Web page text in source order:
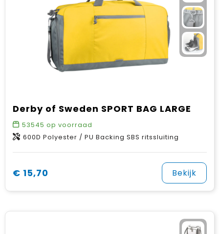
Derby of Sweden SPORT BAG LARGE
53545 op voorraad
600D Polyester / PU Backing SBS ritssluiting
€ 15,70 Bekijk